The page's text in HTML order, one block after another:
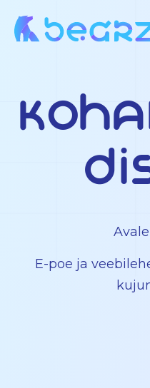
E-poe ja